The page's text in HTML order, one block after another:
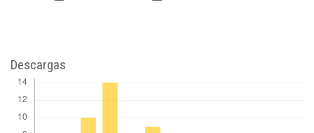
Descargas